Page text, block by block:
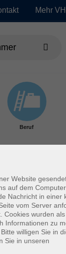
Mehr
Beruf
Website
auf dem
Nachricht in einer
vom Server
Cookies wurden
Informationen zu
willigen Sie in
Sie in unseren